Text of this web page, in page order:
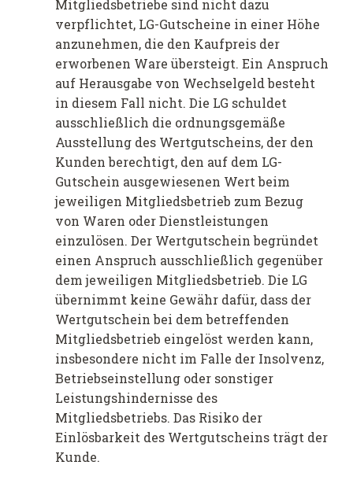
Mitgliedsbetriebe sind nicht dazu
verpflichtet, LG-Gutscheine in einer Höhe
anzunehmen, die den Kaufpreis der
erworbenen Ware übersteigt. Ein Anspruch
auf Herausgabe von Wechselgeld besteht
in diesem Fall nicht. Die LG schuldet
ausschließlich die ordnungsgemäße
Ausstellung des Wertgutscheins, der den
Kunden berechtigt, den auf dem LG-
Gutschein ausgewiesenen Wert beim
jeweiligen Mitgliedsbetrieb zum Bezug
von Waren oder Dienstleistungen
einzulösen. Der Wertgutschein begründet
einen Anspruch ausschließlich gegenüber
dem jeweiligen Mitgliedsbetrieb. Die LG
übernimmt keine Gewähr dafür, dass der
Wertgutschein bei dem betreffenden
Mitgliedsbetrieb eingelöst werden kann,
insbesondere nicht im Falle der Insolvenz,
Betriebseinstellung oder sonstiger
Leistungshindernisse des
Mitgliedsbetriebs. Das Risiko der
Einlösbarkeit des Wertgutscheins trägt der
Kunde.